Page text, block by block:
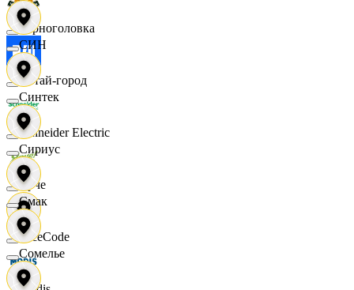
Черноголовка
Читай-город
Schneider Electric
Ярче
FaceCode
СИН
Синтек
Сириус
Смак
Сомелье